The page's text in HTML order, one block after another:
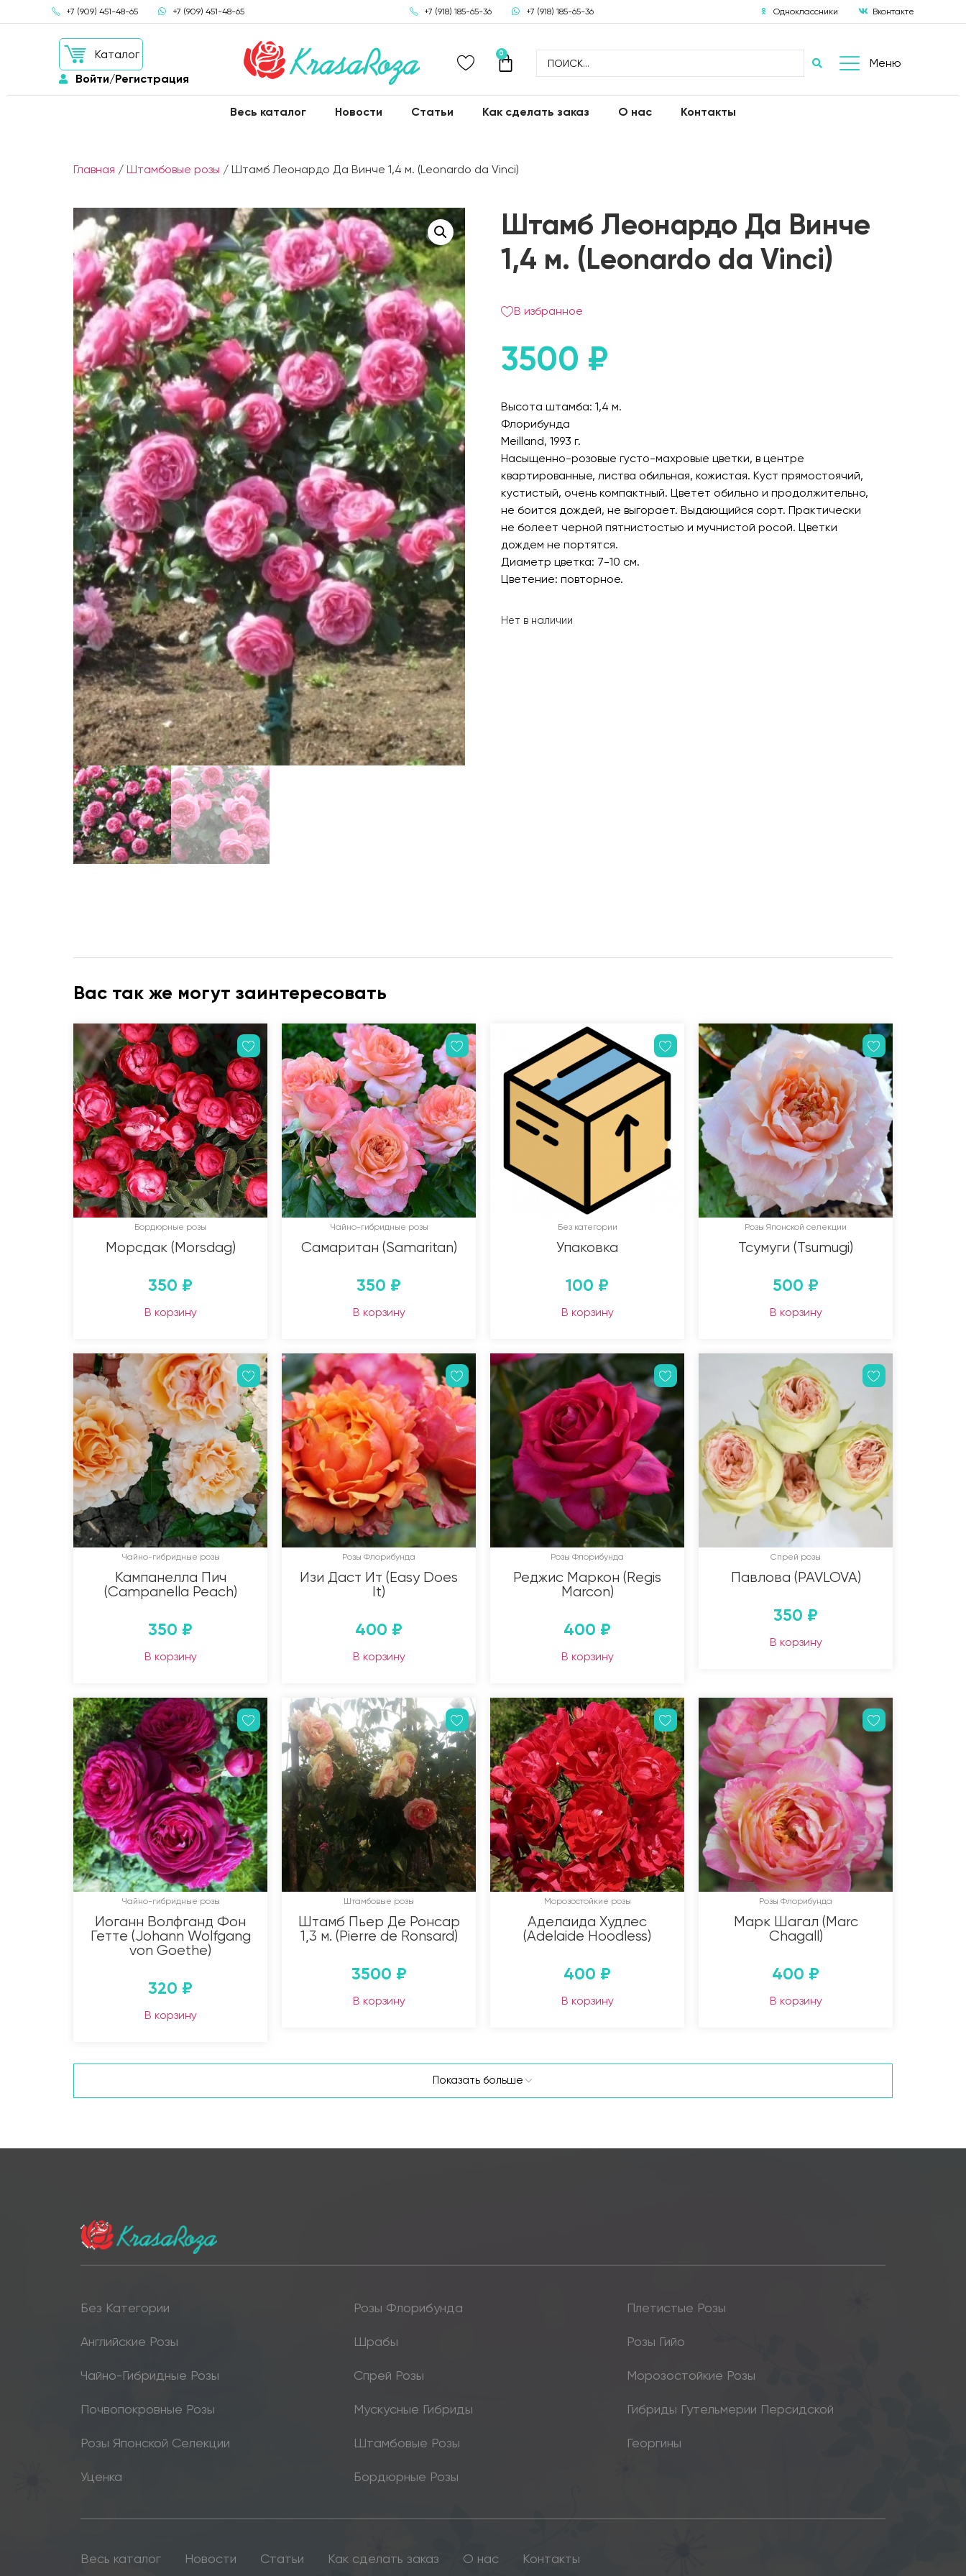
+7 (909) 451-48-65 +7 (909) 451-48-65 +7 (918) 185-65-36 +7 (918) 185-65-36 Одноклассники Вконтакте
Каталог
Войти/Регистрация
0
Меню
Весь каталог Новости Статьи Как сделать заказ О нас Контакты
Главная / Штамбовые розы / Штамб Леонардо Да Винче 1,4 м. (Leonardo da Vinci)
Штамб Леонардо Да Винче
1,4 м. (Leonardo da Vinci)
В избранное
3500 ₽
Высота штамба: 1,4 м.
Флорибунда
Meilland, 1993 г.
Насыщенно-розовые густо-махровые цветки, в центре
квартированные, лиcтва обильная, кожистая. Куст прямостоячий,
кустистый, очень компактный. Цветет обильно и продолжительно,
не боится дождей, не выгорает. Выдающийся сорт. Практически
не болеет черной пятнистостью и мучнистой росой. Цветки
дождем не портятся.
Диаметр цветка: 7-10 см.
Цветение: повторное.
Нет в наличии
Вас так же могут заинтересовать
Бордюрные розы
Морсдак (Morsdag)
350 ₽
В корзину
Чайно-гибридные розы
Самаритан (Samaritan)
350 ₽
В корзину
Без категории
Упаковка
100 ₽
В корзину
Розы Японской селекции
Тсумуги (Tsumugi)
500 ₽
В корзину
Чайно-гибридные розы
Кампанелла Пич
(Campanella Peach)
350 ₽
В корзину
Розы Флорибунда
Изи Даст Ит (Easy Does
It)
400 ₽
В корзину
Розы Флорибунда
Реджис Маркон (Regis
Marcon)
400 ₽
В корзину
Спрей розы
Павлова (PAVLOVA)
350 ₽
В корзину
Чайно-гибридные розы
Иоганн Волфганд Фон
Гетте (Johann Wolfgang
von Goethe)
320 ₽
В корзину
Штамбовые розы
Штамб Пьер Де Ронсар
1,3 м. (Pierre de Ronsard)
3500 ₽
В корзину
Морозостойкие розы
Аделаида Худлес
(Adelaide Hoodless)
400 ₽
В корзину
Розы Флорибунда
Марк Шагал (Marc
Chagall)
400 ₽
В корзину
Показать больше
Без Категории Розы Флорибунда Плетистые Розы
Английские Розы Шрабы Розы Гийо
Чайно-Гибридные Розы Спрей Розы Морозостойкие Розы
Почвопокровные Розы Мускусные Гибриды Гибриды Гутельмерии Персидской
Розы Японской Селекции Штамбовые Розы Георгины
Уценка Бордюрные Розы
Весь каталог Новости Статьи Как сделать заказ О нас Контакты